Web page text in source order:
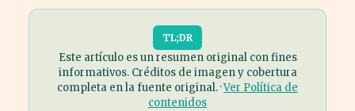
TL;DR
Este artículo es un resumen original con fines
informativos. Créditos de imagen y cobertura
completa en la fuente original. ·Ver Política de
contenidos